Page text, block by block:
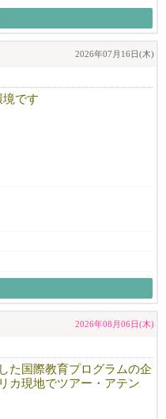
2026年07月16日(木)
です
2026年08月06日(木)
た国際教育プログラムの企
カ現地でツアー・アテン